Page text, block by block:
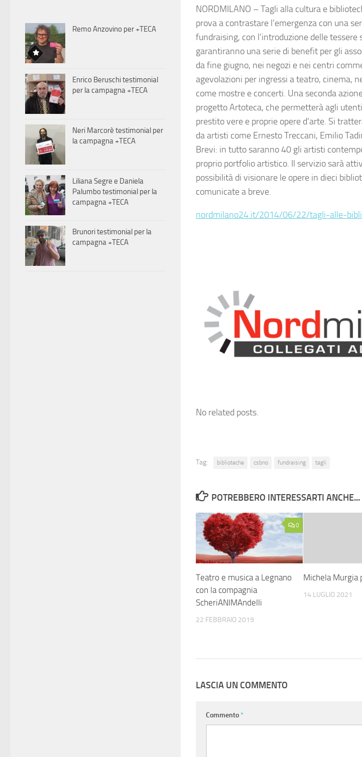
NORDMILANO – Tagli alla cultura e
prova a contrastare l’emergenza con una
fundraising, con l’introduzione delle tessere
garantiranno una serie di benefit per gli
da fine giugno, nei negozi e nei centri
agevolazioni per ingressi a teatro, cinema,
come mostre e concerti. Una seconda
progetto Artoteca, che permetterà agli
prestito vere e proprie opere d’arte. Si
da artisti come Ernesto Treccani, Emilio
Brevi: in tutto saranno 40 gli artisti
proprio portfolio artistico. Il servizio sarà
possibilità di visionare le opere in dieci
comunicate a breve.
nordmilano24.it/2014/06/22/tagli-alle-
No related posts.
Tag: biblioteche csbno fundraising tagli
POTREBBERO INTERESSARTI ANCHE...
0
Teatro e musica a Legnano
con la compagnia
ScheriANIMAndelli
22 FEBBRAIO 2019
Michela Murgia
14 LUGLIO 2021
LASCIA UN COMMENTO
Commento *
Remo Anzovino per +TECA
Enrico Beruschi testimonial
per la campagna +TECA
Neri Marcorè testimonial per
la campagna +TECA
Liliana Segre e Daniela
Palumbo testimonial per la
campagna +TECA
Brunori testimonial per la
campagna +TECA